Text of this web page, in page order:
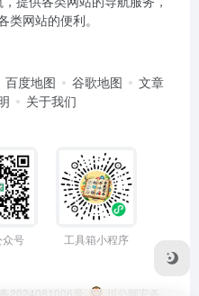
类网站的便利。
百度地图 谷歌地图
文章
关于我们
众号 工具箱小程序